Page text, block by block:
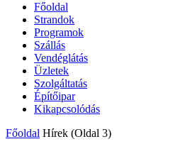
Főoldal
Strandok
Programok
Szállás
Vendéglátás
Üzletek
Szolgáltatás
Építőipar
Kikapcsolódás
Főoldal Hírek (Oldal 3)